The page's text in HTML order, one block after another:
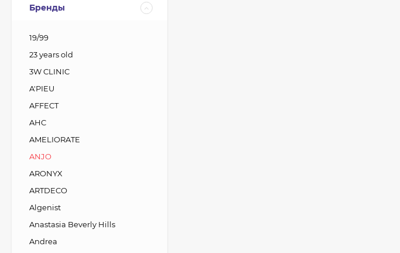
Бренды
19/99
23 years old
3W CLINIC
A'PIEU
AFFECT
AHC
AMELIORATE
ANJO
ARONYX
ARTDECO
Algenist
Anastasia Beverly Hills
Andrea